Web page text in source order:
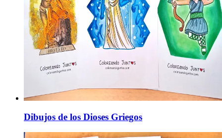
Dibujos de los Dioses Griegos